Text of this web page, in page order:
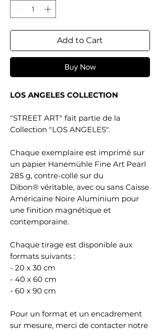
Add to Cart
Buy Now
LOS ANGELES COLLECTION
"STREET ART" fait partie de la
Collection "LOS ANGELES".
Chaque exemplaire est imprimé sur
un papier Hanemühle Fine Art Pearl
285 g, contre-collé sur du
Dibon® véritable, avec ou sans Caisse
Américaine Noire Aluminium pour
une finition magnétique et
contemporaine.
Chaque tirage est disponible aux
formats suivants :
- 20 x 30 cm
- 40 x 60 cm
- 60 x 90 cm
Pour un format et un encadrement
sur mesure, merci de contacter notre